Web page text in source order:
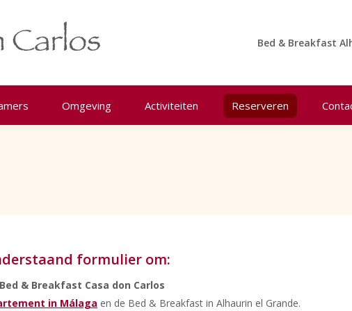
Bed & Breakfast
Omgeving Activiteiten Reserveren
formulier om:
Bed & Breakfast Casa don Carlos
in Málaga en de Bed & Breakfast in Alhaurin el Grande.